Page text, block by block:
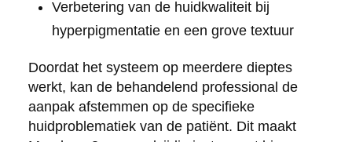
Verbetering van de huidkwaliteit bij
hyperpigmentatie en een grove textuur
Doordat het systeem op meerdere dieptes
werkt, kan de behandelend professional de
aanpak afstemmen op de specifieke
huidproblematiek van de patiënt. Dit maakt